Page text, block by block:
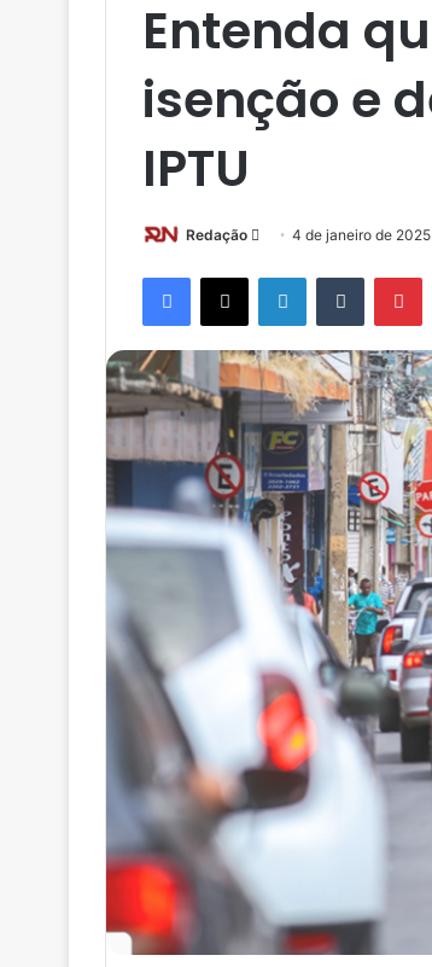
Entenda
isenção e
IPTU
Redação
d
e
u
m
e
-
m
a
i
4 de janeiro de 2025